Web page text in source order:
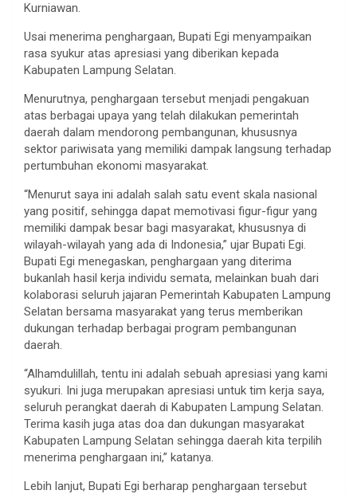
Kurniawan.
Usai menerima penghargaan, Bupati Egi menyampaikan
rasa syukur atas apresiasi yang diberikan kepada
Kabupaten Lampung Selatan.
Menurutnya, penghargaan tersebut menjadi pengakuan
atas berbagai upaya yang telah dilakukan pemerintah
daerah dalam mendorong pembangunan, khususnya
sektor pariwisata yang memiliki dampak langsung terhadap
pertumbuhan ekonomi masyarakat.
“Menurut saya ini adalah salah satu event skala nasional
yang positif, sehingga dapat memotivasi figur-figur yang
memiliki dampak besar bagi masyarakat, khususnya di
wilayah-wilayah yang ada di Indonesia,” ujar Bupati Egi.
Bupati Egi menegaskan, penghargaan yang diterima
bukanlah hasil kerja individu semata, melainkan buah dari
kolaborasi seluruh jajaran Pemerintah Kabupaten Lampung
Selatan bersama masyarakat yang terus memberikan
dukungan terhadap berbagai program pembangunan
daerah.
“Alhamdulillah, tentu ini adalah sebuah apresiasi yang kami
syukuri. Ini juga merupakan apresiasi untuk tim kerja saya,
seluruh perangkat daerah di Kabupaten Lampung Selatan.
Terima kasih juga atas doa dan dukungan masyarakat
Kabupaten Lampung Selatan sehingga daerah kita terpilih
menerima penghargaan ini,” katanya.
Lebih lanjut, Bupati Egi berharap penghargaan tersebut